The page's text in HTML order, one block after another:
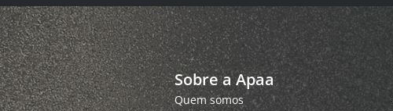
Sobre a Apaa
Quem somos